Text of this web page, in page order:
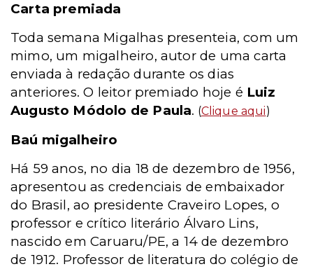
Carta premiada
Toda semana Migalhas presenteia, com um
mimo, um migalheiro, autor de uma carta
enviada à redação durante os dias
anteriores. O leitor premiado hoje é Luiz
Augusto Módolo de Paula. (Clique aqui)
Baú migalheiro
Há 59 anos, no dia 18 de dezembro de 1956,
apresentou as credenciais de embaixador
do Brasil, ao presidente Craveiro Lopes, o
professor e crítico literário Álvaro Lins,
nascido em Caruaru/PE, a 14 de dezembro
de 1912. Professor de literatura do colégio de